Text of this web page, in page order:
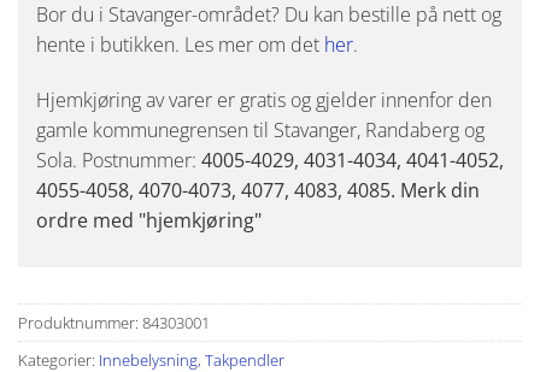
Bor du i Stavanger-området? Du kan bestille på nett og
hente i butikken. Les mer om det her.
Hjemkjøring av varer er gratis og gjelder innenfor den
gamle kommunegrensen til Stavanger, Randaberg og
Sola. Postnummer: 4005-4029, 4031-4034, 4041-4052,
4055-4058, 4070-4073, 4077, 4083, 4085. Merk din
ordre med "hjemkjøring"
Produktnummer: 84303001
Kategorier: Innebelysning, Takpendler